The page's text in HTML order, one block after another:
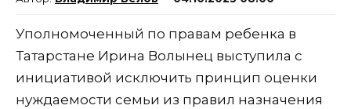
Уполномоченный по правам ребенка в
Татарстане Ирина Волынец выступила с
инициативой исключить принцип оценки
нуждаемости семьи из правил назначения